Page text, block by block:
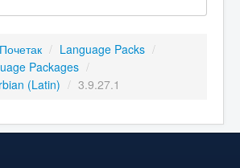
Почетак / Language Packs /
Packages /
(Latin) / 3.9.27.1